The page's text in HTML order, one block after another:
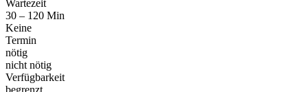
Wartezeit
30 – 120 Min
Keine
Termin
nötig
nicht nötig
Verfügbarkeit
begrenzt